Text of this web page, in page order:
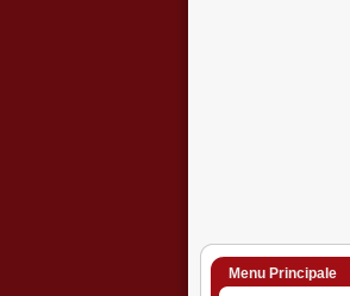
Menu Principale